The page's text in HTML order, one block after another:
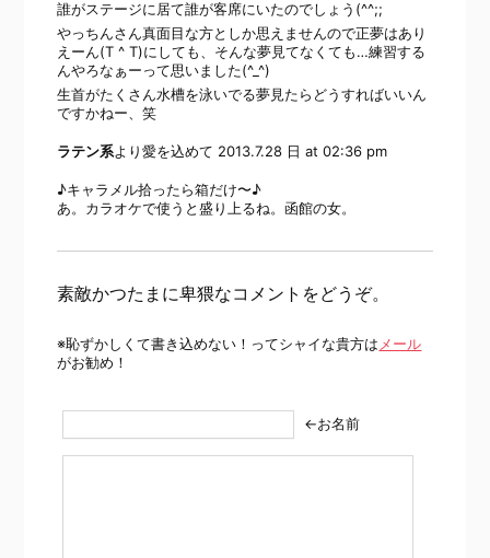
誰がステージに居て誰が客席にいたのでしょう(^^;;
やっちんさん真面目な方としか思えませんので正夢はあり
えーん(T ^ T)にしても、そんな夢見てなくても…練習する
んやろなぁーって思いました(^_^)
生首がたくさん水槽を泳いでる夢見たらどうすればいいん
ですかねー、笑
ラテン系より愛を込めて 2013.7.28 日 at 02:36 pm
♪キャラメル拾ったら箱だけ〜♪
あ。カラオケで使うと盛り上るね。函館の女。
素敵かつたまに卑猥なコメントをどうぞ。
※恥ずかしくて書き込めない！ってシャイな貴方は メール
がお勧め！
←お名前